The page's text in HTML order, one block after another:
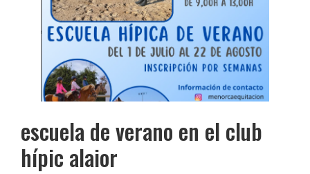
escuela de verano en el club
hípic alaior